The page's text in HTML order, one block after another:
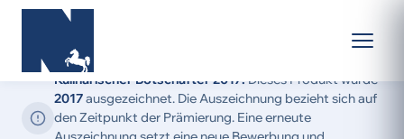
Kulinarischer Botschafter 2017:Dieses Produkt wurde
2017ausgezeichnet. Die Auszeichnung bezieht sich auf
den Zeitpunkt der Prämierung. Eine erneute